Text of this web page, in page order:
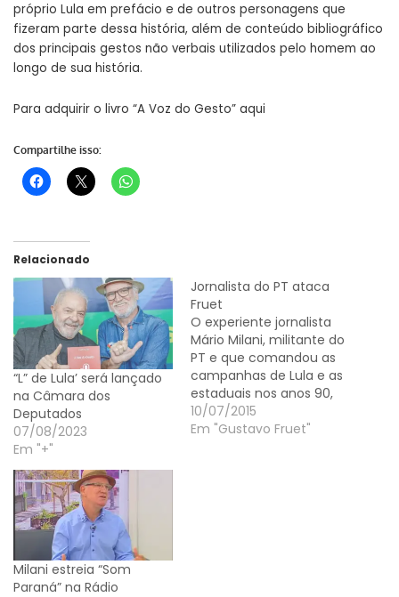
próprio Lula em prefácio e de outros personagens que
fizeram parte dessa história, além de conteúdo bibliográfico
dos principais gestos não verbais utilizados pelo homem ao
longo de sua história.
Para adquirir o livro “A Voz do Gesto” aqui
Compartilhe isso:
Relacionado
“L” de Lula’ será lançado
na Câmara dos
Deputados
07/08/2023
Em "+"
Jornalista do PT ataca
Fruet
O experiente jornalista
Mário Milani, militante do
PT e que comandou as
campanhas de Lula e as
estaduais nos anos 90,
criticou o prefeito
Gustavo Fruet (PDT) pelo
10/07/2015
Em "Gustavo Fruet"
Milani estreia “Som
Paraná” na Rádio